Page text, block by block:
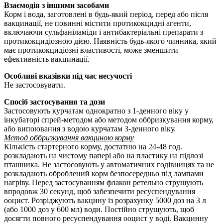
Взаємодія з іншими засобами
Корм і вода, заготовлені в будь-який період, перед або після
вакцинації, не повинні містити протикокцидні агенти,
включаючи сульфаніламіди і антибактеріальні препарати з
протикокцидіозною дією. Наявність будь-якого чинника, який
має протикокцидіозні властивості, може зменшити
ефективність вакцинації.
Особливі вказівки під час несучості
Не застосовувати.
Спосіб застосування та дози
Застосовують курчатам однократно з 1-денного віку у
інкубаторі спрей-методом або методом оббризкування корму,
або випоювання з водою курчатам 3-денного віку.
Метод оббризкування вакциною корму
Кiлькiсть стартерного корму, достатню на 24-48 год.
розкладають на чистому паперi або на пластику на пiдлозi
пташника. Не застосовують у автоматичних годiвницях та не
розкладають оброблений корм безпосередньо пiд лампами
нагрiву. Перед застосуванням флакон ретельно струшують
впродовж 30 секунд, щоб забезпечити ресуспендування
ооцист. Розрiджують вакцину iз розрахунку 5000 доз на 3 л
(або 1000 доз у 600 мл) води. Постiйно струшують, щоб
досягти повного ресуспендування ооцист у водi. Вакцинну